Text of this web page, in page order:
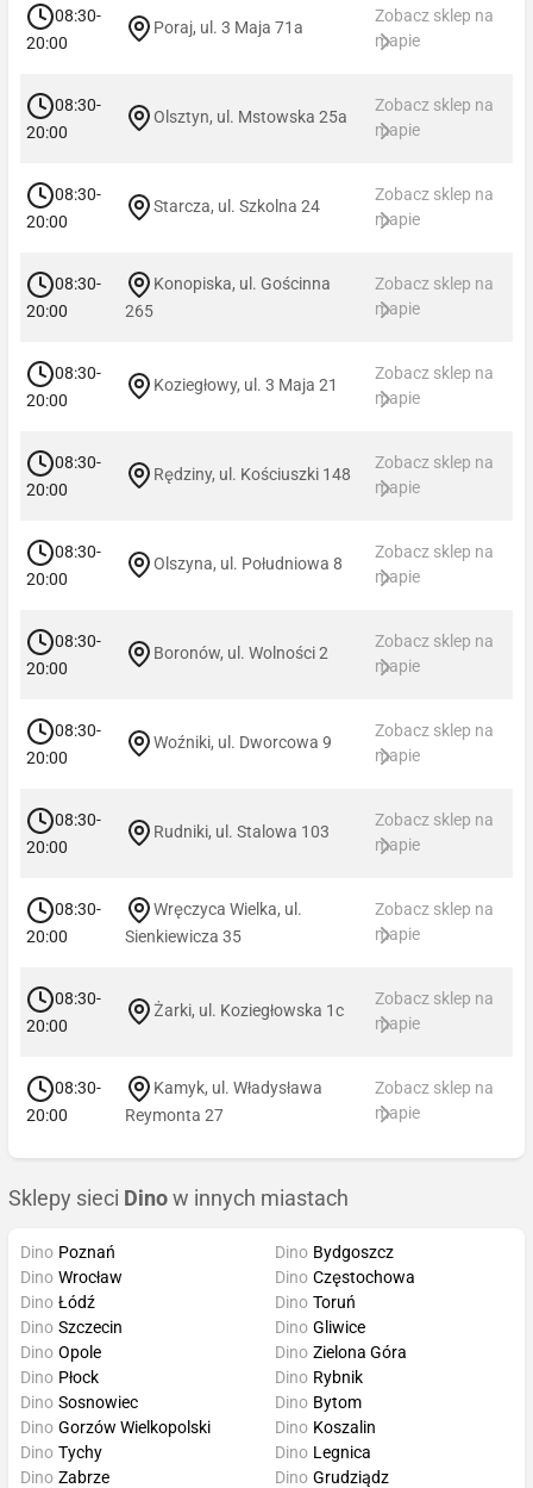
08:30-
20:00
Poraj, ul. 3 Maja 71a
Zobacz sklep na
mapie
08:30-
20:00
Olsztyn, ul. Mstowska 25a
Zobacz sklep na
mapie
08:30-
20:00
Starcza, ul. Szkolna 24
Zobacz sklep na
mapie
08:30-
20:00
Konopiska, ul. Gościnna
265
Zobacz sklep na
mapie
08:30-
20:00
Koziegłowy, ul. 3 Maja 21
Zobacz sklep na
mapie
08:30-
20:00
Rędziny, ul. Kościuszki 148
Zobacz sklep na
mapie
08:30-
20:00
Olszyna, ul. Południowa 8
Zobacz sklep na
mapie
08:30-
20:00
Boronów, ul. Wolności 2
Zobacz sklep na
mapie
08:30-
20:00
Woźniki, ul. Dworcowa 9
Zobacz sklep na
mapie
08:30-
20:00
Rudniki, ul. Stalowa 103
Zobacz sklep na
mapie
08:30-
20:00
Wręczyca Wielka, ul.
Sienkiewicza 35
Zobacz sklep na
mapie
08:30-
20:00
Żarki, ul. Koziegłowska 1c
Zobacz sklep na
mapie
08:30-
20:00
Kamyk, ul. Władysława
Reymonta 27
Zobacz sklep na
mapie
Sklepy sieci Dino w innych miastach
Dino Poznań
Dino Wrocław
Dino Łódź
Dino Szczecin
Dino Bydgoszcz
Dino Częstochowa
Dino Toruń
Dino Gliwice
Dino Opole
Dino Płock
Dino Sosnowiec
Dino Gorzów Wielkopolski
Dino Zielona Góra
Dino Rybnik
Dino Bytom
Dino Koszalin
Dino Tychy
Dino Zabrze
Dino Legnica
Dino Grudziądz